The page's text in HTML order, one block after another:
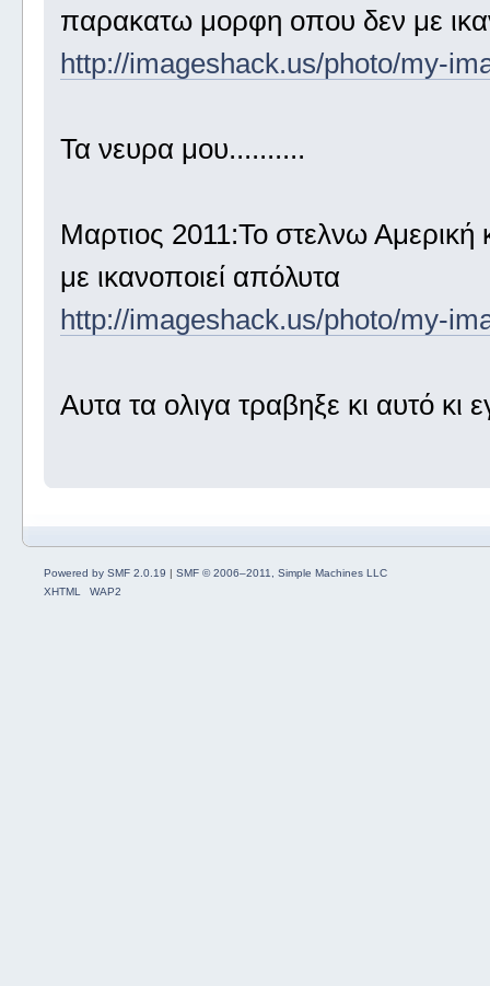
παρακατω μορφη οπου δεν με
http://imageshack.us/photo/my-
Τα νευρα μου..........
Μαρτιος 2011:Το στελνω
με ικανοποιεί απόλυτα
http://imageshack.us/photo/my-
Αυτα τα ολιγα τραβηξε κι αυτό κι
Powered by SMF 2.0.19 | SMF © 2006–2011, Simple Machines LLC
XHTML
WAP2